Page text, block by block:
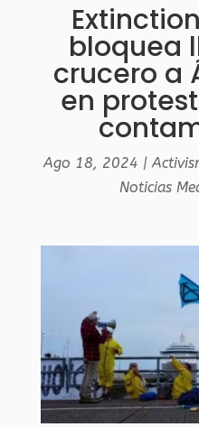
bloquea
crucero a
en
Ago 18, 2024 |
Noticias